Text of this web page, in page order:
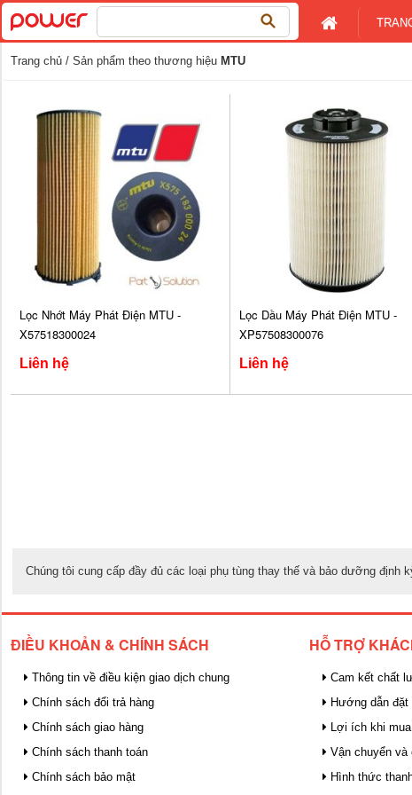
kiếm
cho:
Trang chủ / Sản phẩm theo thương hiệu MTU
Lọc Nhớt Máy Phát Điện MTU -
X57518300024
Liên hệ
Lọc Dầu Máy Phát Điện MTU -
XP57508300076
Liên hệ
Chúng tôi cung cấp đầy đủ các loại phụ tùng thay thế và bảo dưỡng định
ĐIỀU KHOẢN & CHÍNH SÁCH
Thông tin về điều kiện giao dịch chung
Chính sách đổi trả hàng
Chính sách giao hàng
Chính sách thanh toán
Chính sách bảo mật
HỖ TRỢ
Cam kết chất
Hướng dẫn đặt
Lợi ích khi
Vận chuyển và
Hình thức